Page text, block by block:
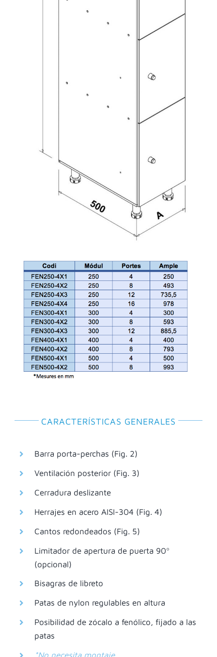
CARACTERÍSTICAS GENERALES
Barra porta-perchas (Fig. 2)
Ventilación posterior (Fig. 3)
Cerradura deslizante
Herrajes en acero AISI-304 (Fig. 4)
Cantos redondeados (Fig. 5)
Limitador de apertura de puerta 90º
(opcional)
Bisagras de libreto
Patas de nylon regulables en altura
Posibilidad de zócalo a fenólico, fijado a las
patas